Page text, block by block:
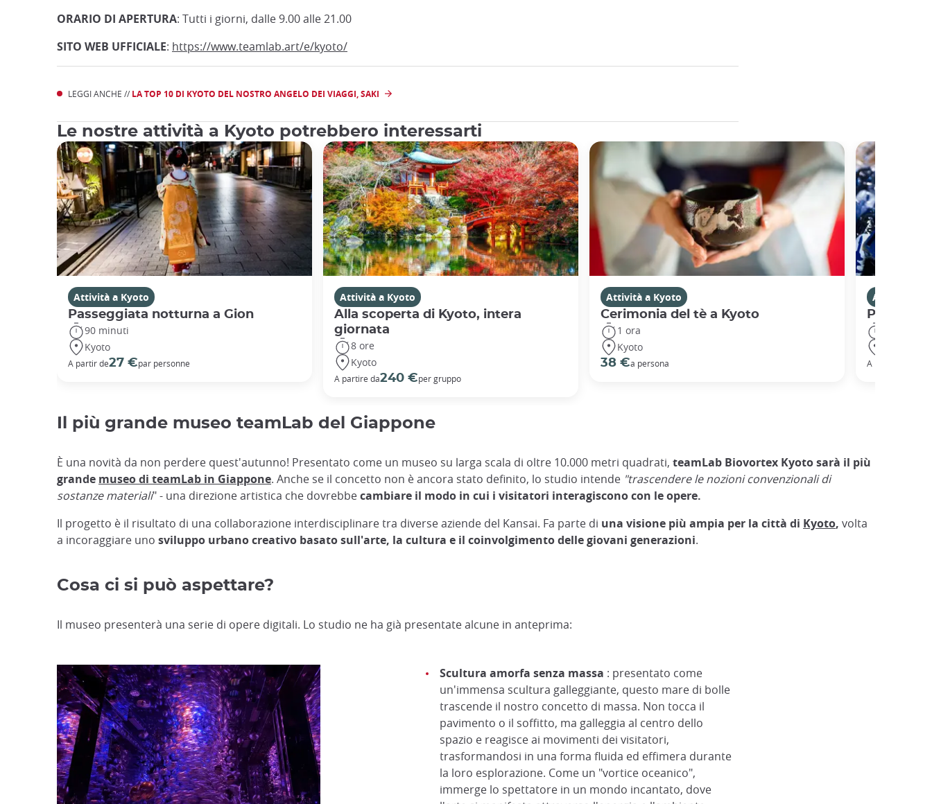
ORARIO DI APERTURA: Tutti i giorni, dalle 9.00 alle 21.00
SITO WEB UFFICIALE: https://www.teamlab.art/e/kyoto/
LEGGI ANCHE // LA TOP 10 DI KYOTO DEL NOSTRO ANGELO DEI VIAGGI, SAKI
Le nostre attività a Kyoto potrebbero interessarti
Attività a Kyoto
Passeggiata notturna a Gion
90 minuti
Kyoto
A partir de27 €par personne
Attività a Kyoto
Alla scoperta di Kyoto, intera
giornata
8 ore
Kyoto
A partire da240 €per gruppo
Attività a Kyoto
Cerimonia del tè a Kyoto
1 ora
Kyoto
38 €a persona
Attività a
A partire da
Il più grande museo teamLab del Giappone
È una novità da non perdere quest'autunno! Presentato come un museo su larga scala di oltre 10.000 metri quadrati, teamLab Biovortex Kyoto sarà il più
grande museo di teamLab in Giappone. Anche se il concetto non è ancora stato definito, lo studio intende "trascendere le nozioni convenzionali di
sostanze materiali" - una direzione artistica che dovrebbecambiare il modo in cui i visitatori interagiscono con le opere.
Il progetto è il risultato di una collaborazione interdisciplinare tra diverse aziende del Kansai. Fa parte di una visione più ampia per la città di Kyoto, volta
a incoraggiare uno sviluppo urbano creativo basato sull'arte, la cultura e il coinvolgimento delle giovani generazioni.
Cosa ci si può aspettare?
Il museo presenterà una serie di opere digitali. Lo studio ne ha già presentate alcune in anteprima:
Scultura amorfa senza massa : presentato come
un'immensa scultura galleggiante, questo mare di bolle
trascende il nostro concetto di massa. Non tocca il
pavimento o il soffitto, ma galleggia al centro dello
spazio e reagisce ai movimenti dei visitatori,
trasformandosi in una forma fluida ed effimera durante
la loro esplorazione. Come un "vortice oceanico",
immerge lo spettatore in un mondo incantato, dove